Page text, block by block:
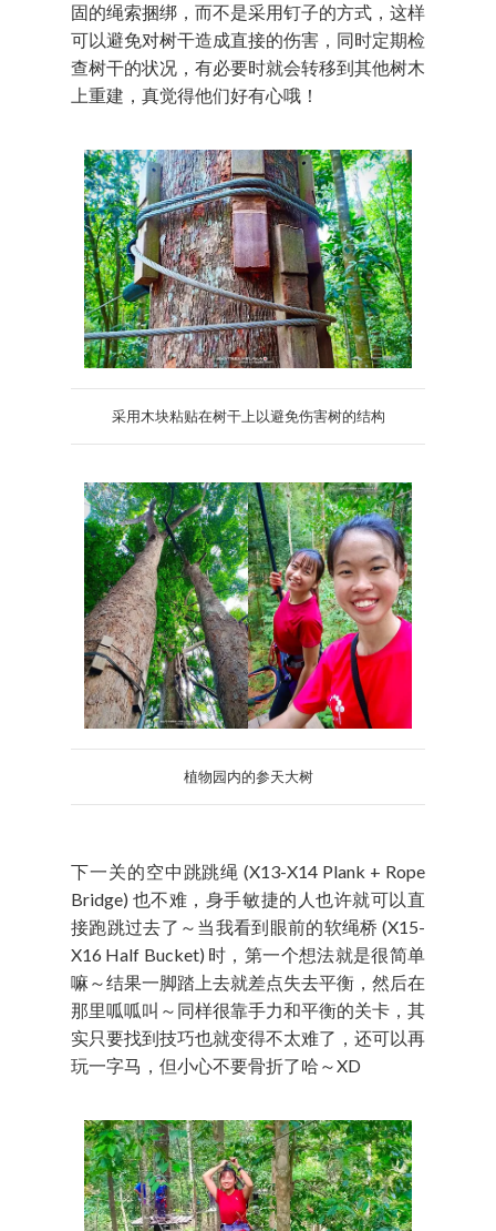
固的绳索捆绑，而不是采用钉子的方式，这样
可以避免对树干造成直接的伤害，同时定期检
查树干的状况，有必要时就会转移到其他树木
上重建，真觉得他们好有心哦！
采用木块粘贴在树干上以避免伤害树的结构
植物园内的参天大树
下一关的空中跳跳绳 (X13-X14 Plank + Rope
Bridge) 也不难，身手敏捷的人也许就可以直
接跑跳过去了～当我看到眼前的软绳桥 (X15-
X16 Half Bucket) 时，第一个想法就是很简单
嘛～结果一脚踏上去就差点失去平衡，然后在
那里呱呱叫～同样很靠手力和平衡的关卡，其
实只要找到技巧也就变得不太难了，还可以再
玩一字马，但小心不要骨折了哈～XD